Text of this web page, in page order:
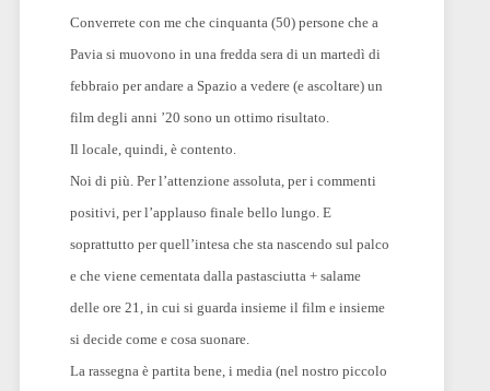
Converrete con me che cinquanta (50) persone che a
Pavia si muovono in una fredda sera di un martedì di
febbraio per andare a Spazio a vedere (e ascoltare) un
film degli anni ’20 sono un ottimo risultato.
Il locale, quindi, è contento.
Noi di più. Per l’attenzione assoluta, per i commenti
positivi, per l’applauso finale bello lungo. E
soprattutto per quell’intesa che sta nascendo sul palco
e che viene cementata dalla pastasciutta + salame
delle ore 21, in cui si guarda insieme il film e insieme
si decide come e cosa suonare.
La rassegna è partita bene, i media (nel nostro piccolo